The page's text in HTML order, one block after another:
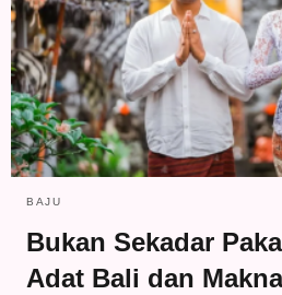
BAJU
Bukan Sekadar
Adat Bali dan